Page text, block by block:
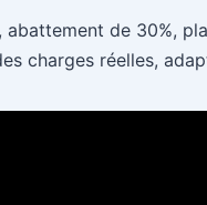
abattement de 30%,
charges réelles,